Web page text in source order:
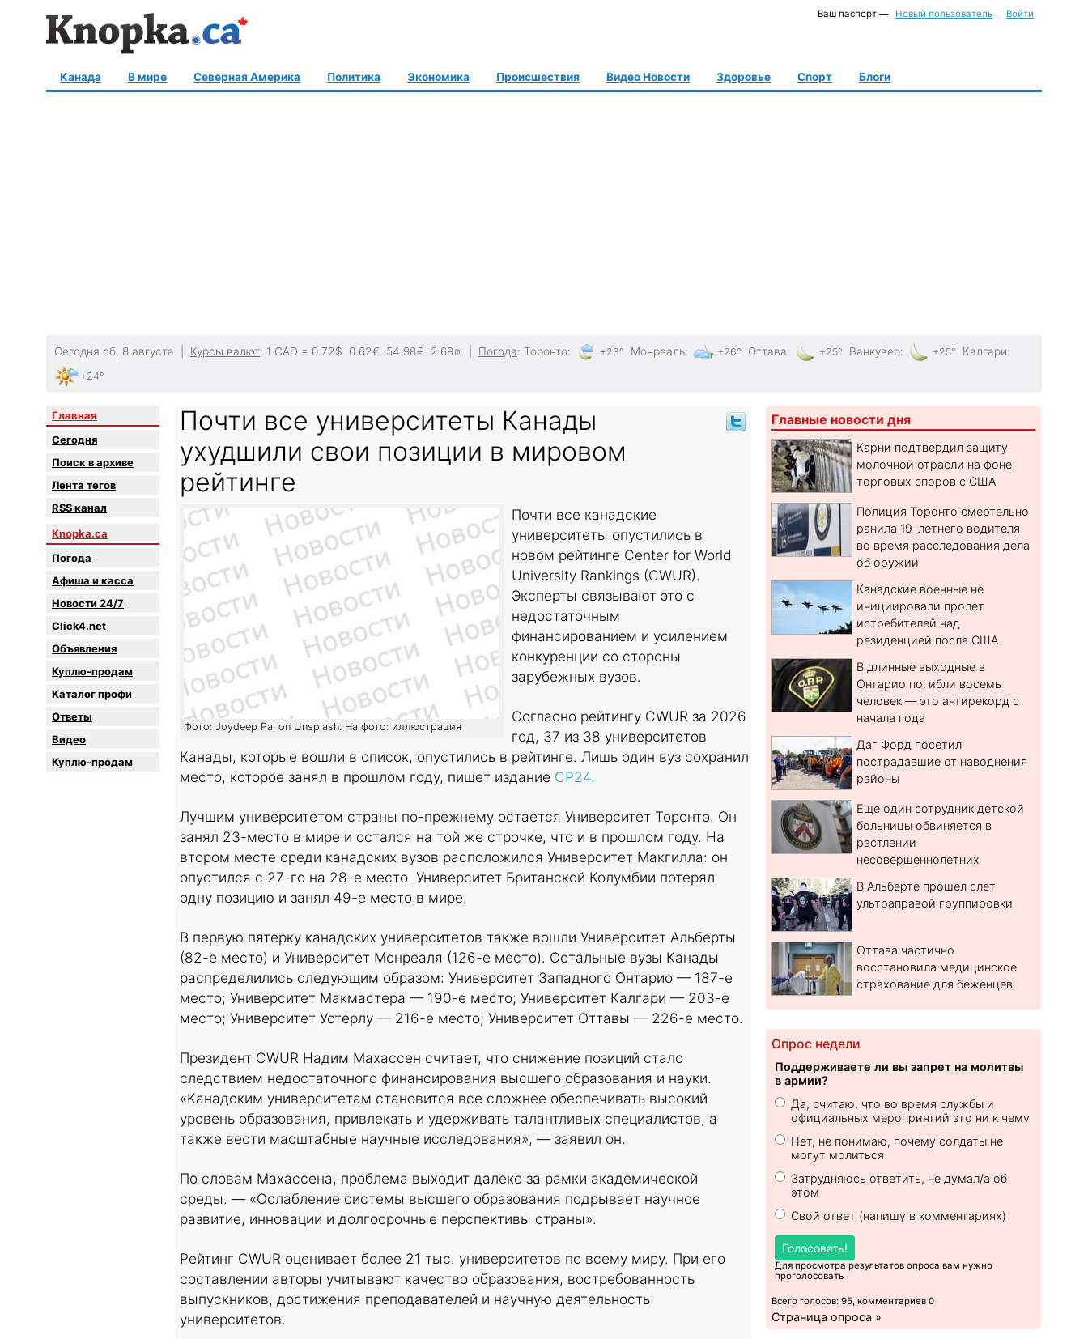
Ваш паспорт — Новый пользователь Войти
Канада В мире Северная Америка Политика Экономика Происшествия Видео Новости Здоровье Спорт Блоги
Сегодня сб, 8 августа | Курсы валют: 1 CAD = 0.72$ 0.62€ 54.98₽ 2.69₪ Погода: Торонто: +23° Монреаль: +26° Оттава: +25° Ванкувер: +25° Калгари:
+24°
Главная
Сегодня
Поиск в архиве
Лента тегов
RSS канал
Knopka.ca
Погода
Афиша и касса
Новости 24/7
Click4.net
Объявления
Куплю-продам
Каталог профи
Oтветы
Видео
Куплю-продам
Почти все университеты Канады
ухудшили свои позиции в мировом
рейтинге
Фото: Joydeep Pal on Unsplash. На фото: иллюстрация
Почти все канадские
университеты опустились в
новом рейтинге Center for World
University Rankings (CWUR).
Эксперты связывают это с
недостаточным
финансированием и усилением
конкуренции со стороны
зарубежных вузов.
Согласно рейтингу CWUR за 2026
год, 37 из 38 университетов
Канады, которые вошли в список, опустились в рейтинге. Лишь один вуз сохранил
место, которое занял в прошлом году, пишет издание CP24.
Лучшим университетом страны по-прежнему остается Университет Торонто. Он
занял 23-место в мире и остался на той же строчке, что и в прошлом году. На
втором месте среди канадских вузов расположился Университет Макгилла: он
опустился с 27-го на 28-е место. Университет Британской Колумбии потерял
одну позицию и занял 49-е место в мире.
В первую пятерку канадских университетов также вошли Университет Альберты
(82-е место) и Университет Монреаля (126-е место). Остальные вузы Канады
распределились следующим образом: Университет Западного Онтарио — 187-е
место; Университет Макмастера — 190-е место; Университет Калгари — 203-е
место; Университет Уотерлу — 216-е место; Университет Оттавы — 226-е место.
Президент CWUR Надим Махассен считает, что снижение позиций стало
следствием недостаточного финансирования высшего образования и науки.
«Канадским университетам становится все сложнее обеспечивать высокий
уровень образования, привлекать и удерживать талантливых специалистов, а
также вести масштабные научные исследования», — заявил он.
По словам Махассена, проблема выходит далеко за рамки академической
среды. — «Ослабление системы высшего образования подрывает научное
развитие, инновации и долгосрочные перспективы страны».
Рейтинг CWUR оценивает более 21 тыс. университетов по всему миру. При его
составлении авторы учитывают качество образования, востребованность
выпускников, достижения преподавателей и научную деятельность
университетов.
Главные новости дня
Карни подтвердил защиту
молочной отрасли на фоне
торговых споров с США
Полиция Торонто смертельно
ранила 19-летнего водителя
во время расследования дела
об оружии
Канадские военные не
инициировали пролет
истребителей над
резиденцией посла США
В длинные выходные в
Онтарио погибли восемь
человек — это антирекорд с
начала года
Даг Форд посетил
пострадавшие от наводнения
районы
Еще один сотрудник детской
больницы обвиняется в
растлении
несовершеннолетних
В Альберте прошел слет
ультраправой группировки
Оттава частично
восстановила медицинское
страхование для беженцев
Опрос недели
Поддерживаете ли вы запрет на молитвы
в армии?
Да, считаю, что во время службы и
официальных мероприятий это ни к чему
Нет, не понимаю, почему солдаты не
могут молиться
Затрудняюсь ответить, не думал/а об
этом
Свой ответ (напишу в комментариях)
Голосовать!
Для просмотра результатов опроса вам нужно
проголосовать
Всего голосов: 95, комментариев 0
Страница опроса »